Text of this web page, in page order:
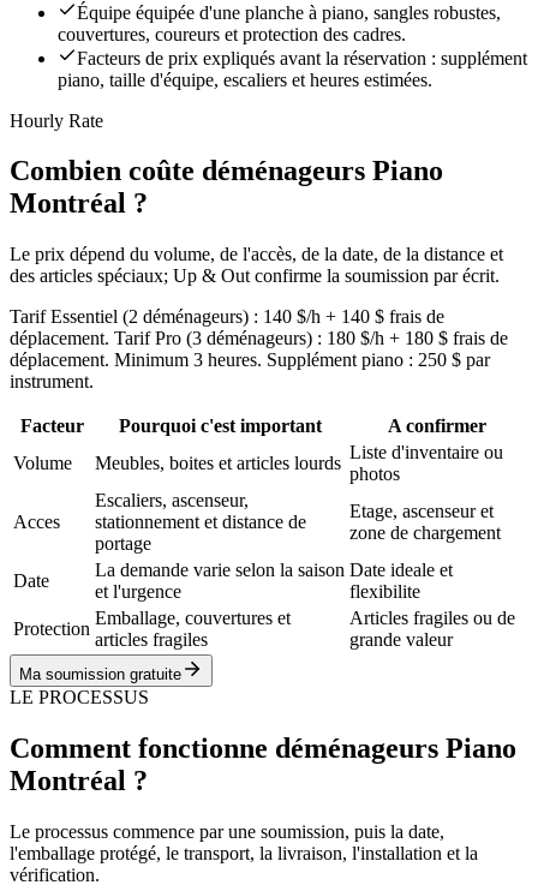
Équipe équipée d'une planche à piano, sangles robustes,
couvertures, coureurs et protection des cadres.
Facteurs de prix expliqués avant la réservation : supplément
piano, taille d'équipe, escaliers et heures estimées.
Hourly Rate
Combien coûte déménageurs Piano
Montréal ?
Le prix dépend du volume, de l'accès, de la date, de la distance et
des articles spéciaux; Up & Out confirme la soumission par écrit.
Tarif Essentiel (2 déménageurs) : 140 $/h + 140 $ frais de
déplacement. Tarif Pro (3 déménageurs) : 180 $/h + 180 $ frais de
déplacement. Minimum 3 heures. Supplément piano : 250 $ par
instrument.
Facteur Pourquoi c'est important
A confirmer
Volume
Meubles, boites et articles lourds
Liste d'inventaire ou
photos
Acces
Escaliers, ascenseur,
stationnement et distance de
portage
Etage, ascenseur et
zone de chargement
Date
La demande varie selon la saison
et l'urgence
Date ideale et
flexibilite
Protection
Emballage, couvertures et
articles fragiles
Articles fragiles ou de
grande valeur
Ma soumission gratuite
LE PROCESSUS
Comment fonctionne déménageurs Piano
Montréal ?
Le processus commence par une soumission, puis la date,
l'emballage protégé, le transport, la livraison, l'installation et la
vérification.